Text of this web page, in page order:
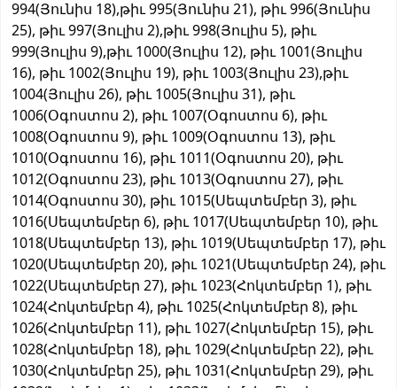
994(Յունիս 18),թիւ 995(Յունիս 21), թիւ 996(Յունիս
25), թիւ 997(Յուլիս 2),թիւ 998(Յուլիս 5), թիւ
999(Յուլիս 9),թիւ 1000(Յուլիս 12), թիւ 1001(Յուլիս
16), թիւ 1002(Յուլիս 19), թիւ 1003(Յուլիս 23),թիւ
1004(Յուլիս 26), թիւ 1005(Յուլիս 31), թիւ
1006(Օգոստոս 2), թիւ 1007(Օգոստոս 6), թիւ
1008(Օգոստոս 9), թիւ 1009(Օգոստոս 13), թիւ
1010(Օգոստոս 16), թիւ 1011(Օգոստոս 20), թիւ
1012(Օգոստոս 23), թիւ 1013(Օգոստոս 27), թիւ
1014(Օգոստոս 30), թիւ 1015(Սեպտեմբեր 3), թիւ
1016(Սեպտեմբեր 6), թիւ 1017(Սեպտեմբեր 10), թիւ
1018(Սեպտեմբեր 13), թիւ 1019(Սեպտեմբեր 17), թիւ
1020(Սեպտեմբեր 20), թիւ 1021(Սեպտեմբեր 24), թիւ
1022(Սեպտեմբեր 27), թիւ 1023(Հոկտեմբեր 1), թիւ
1024(Հոկտեմբեր 4), թիւ 1025(Հոկտեմբեր 8), թիւ
1026(Հոկտեմբեր 11), թիւ 1027(Հոկտեմբեր 15), թիւ
1028(Հոկտեմբեր 18), թիւ 1029(Հոկտեմբեր 22), թիւ
1030(Հոկտեմբեր 25), թիւ 1031(Հոկտեմբեր 29), թիւ